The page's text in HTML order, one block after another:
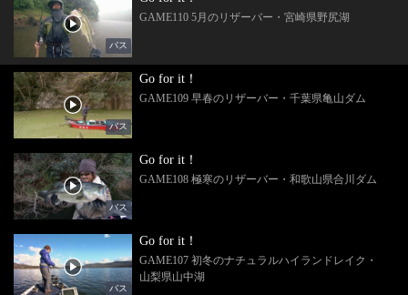
バス
GAME110 5月のリザーバー・宮崎県野尻湖
バス
Go for it！
GAME109 早春のリザーバー・千葉県亀山ダム
バス
Go for it！
GAME108 極寒のリザーバー・和歌山県合川ダム
バス
Go for it！
GAME107 初冬のナチュラルハイランドレイク・
山梨県山中湖